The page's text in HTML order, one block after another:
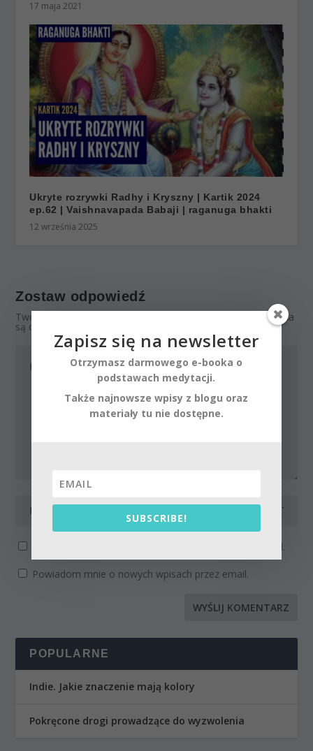
17 maja 2021
Ukryte rozrywki Radhy i Kryszny | Kartik 2024
ep.62 | Vaishnavapada Babaji | raganuga bhakti
12 września 2025
Zostaw odpowiedź
Twój adres email nie zostanie opublikowany. Wymagane pola
są oznaczone
Powiadom mnie o kolejnych komentarzach przez email.
Powiadom mnie o nowych wpisach przez email.
POPULARNE
Indie. Jakie znaczenie mają kolory
Pokręcone drogi prowadzące do wyzwolenia
Zapisz się na newsletter
Otrzymasz darmowego e-booka o
podstawach medytacji.
Także najnowsze wpisy z blogu oraz
materiały tu nie dostępne.
SUBSCRIBE!